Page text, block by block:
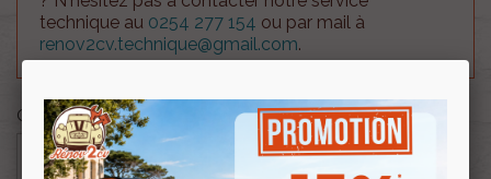
technique au 0254 277 154 ou par mail à
renov2cv.technique@gmail.com.
Quantité
 AJOUTER AU PANIER